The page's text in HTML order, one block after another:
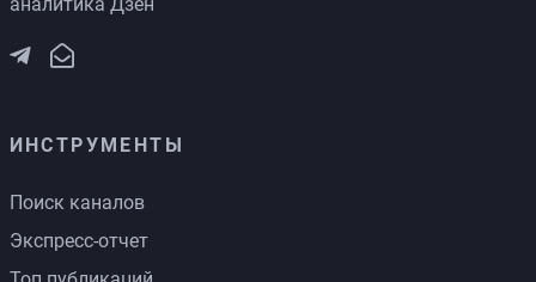
ИНСТРУМЕНТЫ
Поиск каналов
Экспресс-отчет